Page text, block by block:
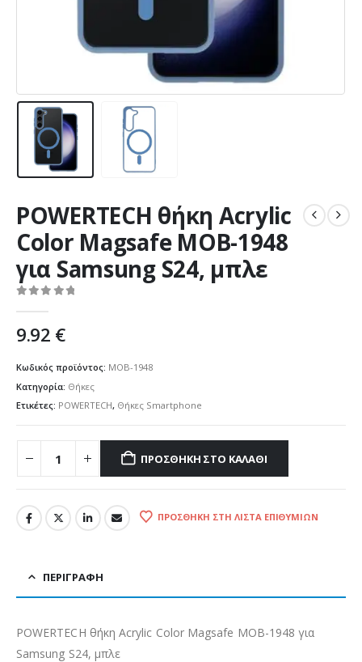
POWERTECH θήκη Acrylic
Color Magsafe MOB-1948
για Samsung S24, μπλε
9.92 €
Κωδικός προϊόντος: MOB-1948
Κατηγορία: Θήκες
Ετικέτες: POWERTECH, Θήκες Smartphone
ΠΡΟΣΘΉΚΗ ΣΤΟ ΚΑΛΆΘΙ
ΠΡΟΣΘΉΚΗ ΣΤΗ ΛΊΣΤΑ ΕΠΙΘΥΜΙΏΝ
ΠΕΡΙΓΡΑΦΉ
POWERTECH θήκη Acrylic Color Magsafe MOB-1948 για
Samsung S24, μπλε